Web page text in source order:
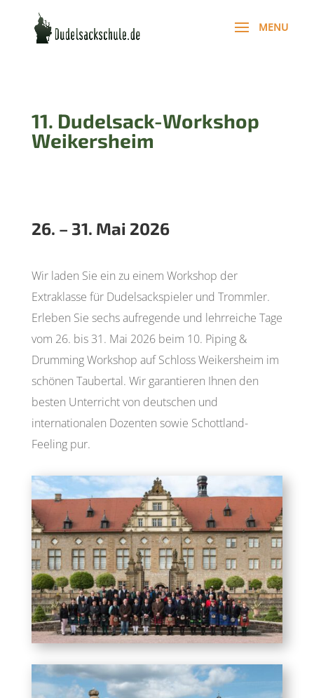
11. Dudelsack-Workshop
Weikersheim
26. – 31. Mai 2026
Wir laden Sie ein zu einem Workshop der
Extraklasse für Dudelsackspieler und Trommler.
Erleben Sie sechs aufregende und lehrreiche Tage
vom 26. bis 31. Mai 2026 beim 10. Piping &
Drumming Workshop auf Schloss Weikersheim im
schönen Taubertal. Wir garantieren Ihnen den
besten Unterricht von deutschen und
internationalen Dozenten sowie Schottland-
Feeling pur.